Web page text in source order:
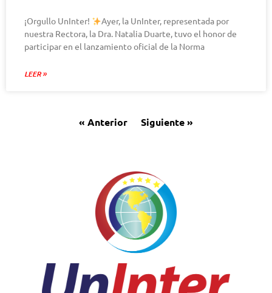
¡Orgullo UnInter!
Ayer, la UnInter, representada por
nuestra Rectora, la Dra. Natalia Duarte, tuvo el honor de
participar en el lanzamiento oficial de la Norma
LEER »
« Anterior Siguiente »